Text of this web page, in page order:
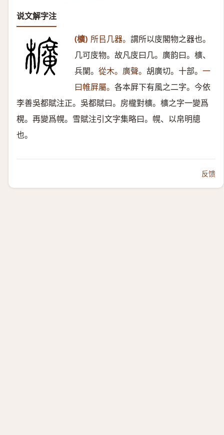
说文解字注
(櫎) 所㠯几器。 謂所以庋閣物之器也。
几可庋物。故凡庋曰几。廣韵曰。櫎、
兵闌。 從木。廣聲。 胡廣切。十部。 一
曰帷屛屬。 各本屛下有風之二字。今依
李善吳都賦注正。吳都賦曰。房櫳對櫎。櫎之字一變爲
榥。再變爲幌。雪賦注引文字集略曰。幌、以帛明牕
也。
反馈